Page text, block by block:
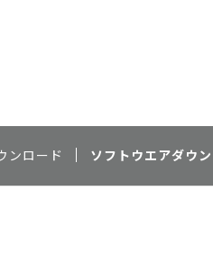
ンロード ソフトウエアダウ